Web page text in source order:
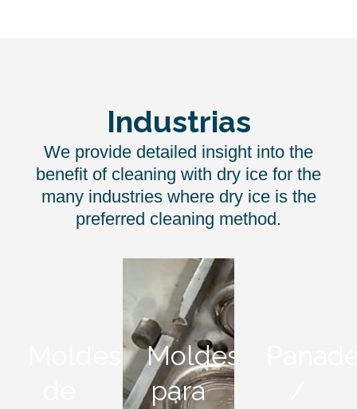
Industrias
We provide detailed insight into the
benefit of cleaning with dry ice for the
many industries where dry ice is the
preferred cleaning method.
Moldes
para